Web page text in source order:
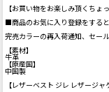
【お買い物をお楽しみ頂くちょ
■商品のお気に入り登録をすると
完売カラーの再入荷通知、セー
【素材】
牛革
【原産国】
中国製
【レザーベスト ジレ レザージャ